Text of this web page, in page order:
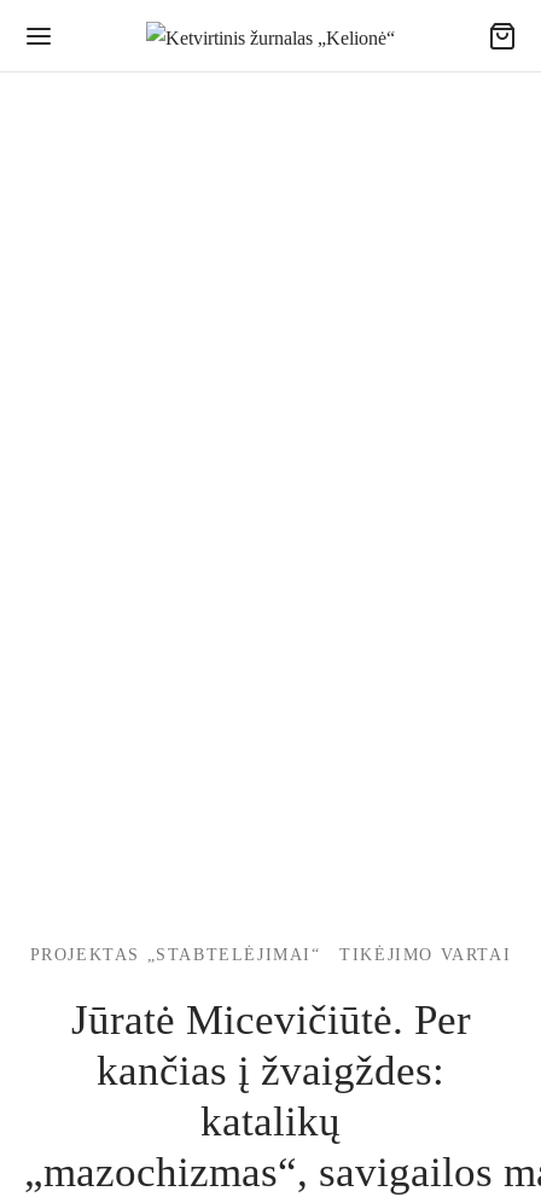
PROJEKTAS „STABTELĖJIMAI“ TIKĖJIMO VARTAI
Jūratė Micevičiūtė. Per
kančias į žvaigždes:
katalikų
„mazochizmas“, savigailos